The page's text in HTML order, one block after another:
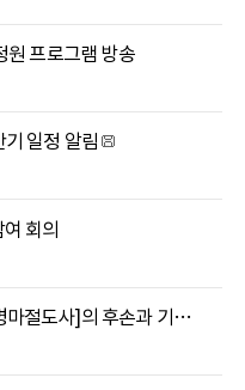
원 프로그램 방송
일정 알림
회의
의 후손과 기록을 찾습니다